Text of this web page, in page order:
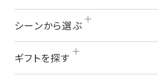
シーンから選ぶ
ギフトを探す